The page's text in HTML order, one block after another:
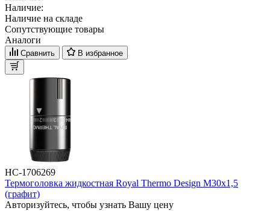
Наличие:
Наличие на складе
Сопутствующие товары
Аналоги
Сравнить В избранное
НС-1706269
Термоголовка жидкостная Royal Thermo Design М30х1,5
(графит)
Авторизуйтесь, чтобы узнать Вашу цену